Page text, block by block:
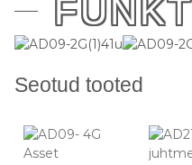
Seotud tooted